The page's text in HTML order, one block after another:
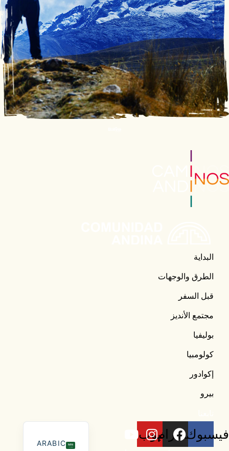
البداية
الطرق والوجهات
قبل السفر
مجتمع الأنديز
بوليفيا
كولومبيا
إكوادور
بيرو
فيسبوكانستقراميوتيوب
ARABIC